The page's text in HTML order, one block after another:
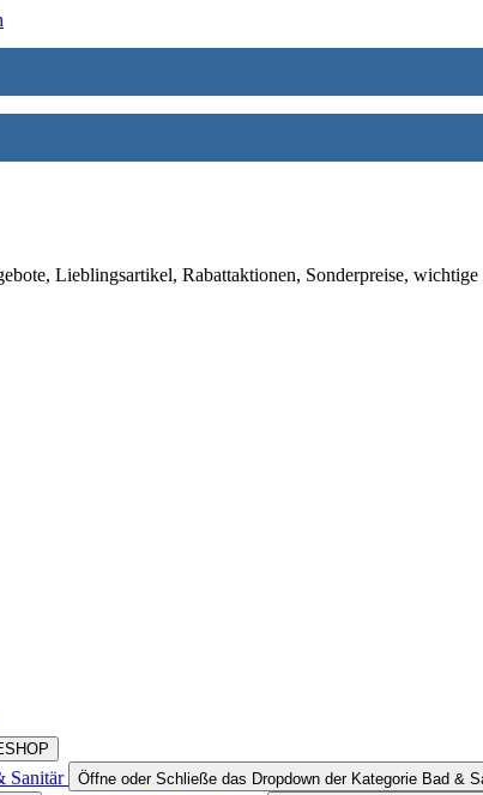
Lieblingsartikel, Rabattaktionen, Sonderpreise,
Sanitär
Öffne oder Schließe das Dropdown der Kategorie Bad &